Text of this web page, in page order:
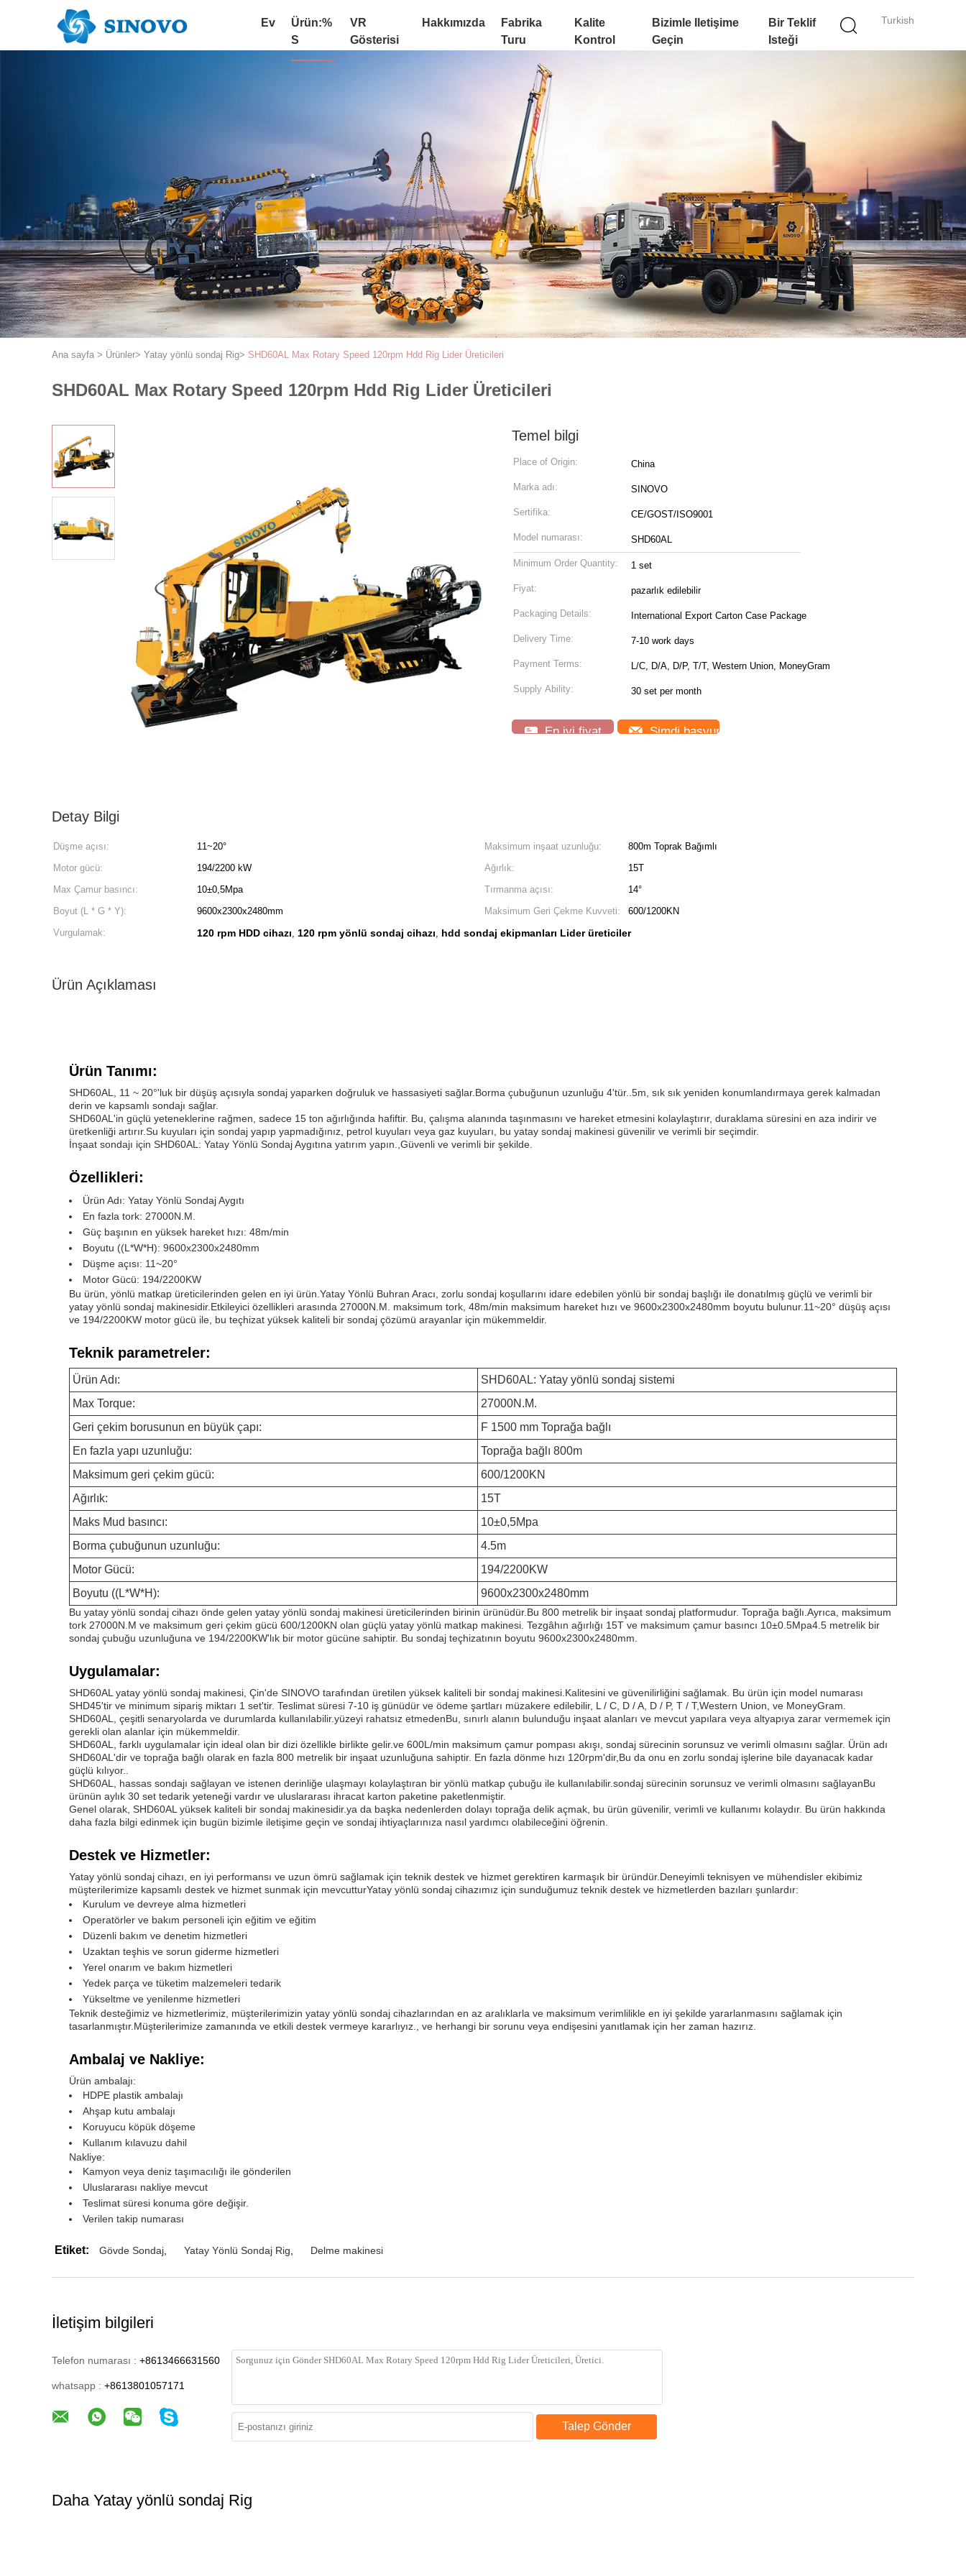
Turkish
Ev
Ürün:%
S
VR
Gösterisi
Hakkımızda
Fabrika
Turu
Kalite
Kontrol
Bizimle Iletişime
Geçin
Bir Teklif
Isteği
Ana sayfa > Ürünler> Yatay yönlü sondaj Rig> SHD60AL Max Rotary Speed 120rpm Hdd Rig Lider Üreticileri
SHD60AL Max Rotary Speed 120rpm Hdd Rig Lider Üreticileri
Temel bilgi
Place of Origin: China
Marka adı: SINOVO
Sertifika: CE/GOST/ISO9001
Model numarası: SHD60AL
Minimum Order Quantity: 1 set
Fiyat: pazarlık edilebilir
Packaging Details: International Export Carton Case Package
Delivery Time: 7-10 work days
Payment Terms: L/C, D/A, D/P, T/T, Western Union, MoneyGram
Supply Ability: 30 set per month
En iyi fiyat Şimdi başvurun
Detay Bilgi
Düşme açısı: 11~20° Maksimum inşaat uzunluğu:
800m Toprak Bağımlı
Motor gücü:
194/2200 kW Ağırlık:
15T
Max Çamur basıncı:
10±0,5Mpa Tırmanma açısı:
14°
Boyut (L * G * Y):
9600x2300x2480mm Maksimum Geri Çekme Kuvveti:
600/1200KN
Vurgulamak:
120 rpm HDD cihazı, 120 rpm yönlü sondaj cihazı, hdd sondaj ekipmanları Lider üreticiler
Ürün Açıklaması
Ürün Tanımı:
SHD60AL, 11 ~ 20°'luk bir düşüş açısıyla sondaj yaparken doğruluk ve hassasiyeti sağlar.Borma çubuğunun uzunluğu 4'tür..5m, sık sık yeniden konumlandırmaya gerek kalmadan
derin ve kapsamlı sondajı sağlar.
SHD60AL'in güçlü yeteneklerine rağmen, sadece 15 ton ağırlığında hafiftir. Bu, çalışma alanında taşınmasını ve hareket etmesini kolaylaştırır, duraklama süresini en aza indirir ve
üretkenliği artırır.Su kuyuları için sondaj yapıp yapmadığınız, petrol kuyuları veya gaz kuyuları, bu yatay sondaj makinesi güvenilir ve verimli bir seçimdir.
İnşaat sondajı için SHD60AL: Yatay Yönlü Sondaj Aygıtına yatırım yapın.,Güvenli ve verimli bir şekilde.
Özellikleri:
Ürün Adı: Yatay Yönlü Sondaj Aygıtı
En fazla tork: 27000N.M.
Güç başının en yüksek hareket hızı: 48m/min
Boyutu ((L*W*H): 9600x2300x2480mm
Düşme açısı: 11~20°
Motor Gücü: 194/2200KW
Bu ürün, yönlü matkap üreticilerinden gelen en iyi ürün.Yatay Yönlü Buhran Aracı, zorlu sondaj koşullarını idare edebilen yönlü bir sondaj başlığı ile donatılmış güçlü ve verimli bir
yatay yönlü sondaj makinesidir.Etkileyici özellikleri arasında 27000N.M. maksimum tork, 48m/min maksimum hareket hızı ve 9600x2300x2480mm boyutu bulunur.11~20° düşüş açısı
ve 194/2200KW motor gücü ile, bu teçhizat yüksek kaliteli bir sondaj çözümü arayanlar için mükemmeldir.
Teknik parametreler:
Ürün Adı:
SHD60AL: Yatay yönlü sondaj sistemi
Max Torque:
27000N.M.
Geri çekim borusunun en büyük çapı:
F 1500 mm Toprağa bağlı
En fazla yapı uzunluğu:
Toprağa bağlı 800m
Maksimum geri çekim gücü:
600/1200KN
Ağırlık:
15T
Maks Mud basıncı:
10±0,5Mpa
Borma çubuğunun uzunluğu:
4.5m
Motor Gücü:
194/2200KW
Boyutu ((L*W*H):
9600x2300x2480mm
Bu yatay yönlü sondaj cihazı önde gelen yatay yönlü sondaj makinesi üreticilerinden birinin ürünüdür.Bu 800 metrelik bir inşaat sondaj platformudur. Toprağa bağlı.Ayrıca, maksimum
tork 27000N.M ve maksimum geri çekim gücü 600/1200KN olan güçlü yatay yönlü matkap makinesi. Tezgâhın ağırlığı 15T ve maksimum çamur basıncı 10±0.5Mpa4.5 metrelik bir
sondaj çubuğu uzunluğuna ve 194/2200KW'lık bir motor gücüne sahiptir. Bu sondaj teçhizatının boyutu 9600x2300x2480mm.
Uygulamalar:
SHD60AL yatay yönlü sondaj makinesi, Çin'de SINOVO tarafından üretilen yüksek kaliteli bir sondaj makinesi.Kalitesini ve güvenilirliğini sağlamak. Bu ürün için model numarası
SHD45'tir ve minimum sipariş miktarı 1 set'tir. Teslimat süresi 7-10 iş günüdür ve ödeme şartları müzakere edilebilir, L / C, D / A, D / P, T / T,Western Union, ve MoneyGram.
SHD60AL, çeşitli senaryolarda ve durumlarda kullanılabilir.yüzeyi rahatsız etmedenBu, sınırlı alanın bulunduğu inşaat alanları ve mevcut yapılara veya altyapıya zarar vermemek için
gerekli olan alanlar için mükemmeldir.
SHD60AL, farklı uygulamalar için ideal olan bir dizi özellikle birlikte gelir.ve 600L/min maksimum çamur pompası akışı, sondaj sürecinin sorunsuz ve verimli olmasını sağlar. Ürün adı
SHD60AL'dir ve toprağa bağlı olarak en fazla 800 metrelik bir inşaat uzunluğuna sahiptir. En fazla dönme hızı 120rpm'dir,Bu da onu en zorlu sondaj işlerine bile dayanacak kadar
güçlü kılıyor..
SHD60AL, hassas sondajı sağlayan ve istenen derinliğe ulaşmayı kolaylaştıran bir yönlü matkap çubuğu ile kullanılabilir.sondaj sürecinin sorunsuz ve verimli olmasını sağlayanBu
ürünün aylık 30 set tedarik yeteneği vardır ve uluslararası ihracat karton paketine paketlenmiştir.
Genel olarak, SHD60AL yüksek kaliteli bir sondaj makinesidir.ya da başka nedenlerden dolayı toprağa delik açmak, bu ürün güvenilir, verimli ve kullanımı kolaydır. Bu ürün hakkında
daha fazla bilgi edinmek için bugün bizimle iletişime geçin ve sondaj ihtiyaçlarınıza nasıl yardımcı olabileceğini öğrenin.
Destek ve Hizmetler:
Yatay yönlü sondaj cihazı, en iyi performansı ve uzun ömrü sağlamak için teknik destek ve hizmet gerektiren karmaşık bir üründür.Deneyimli teknisyen ve mühendisler ekibimiz
müşterilerimize kapsamlı destek ve hizmet sunmak için mevcutturYatay yönlü sondaj cihazımız için sunduğumuz teknik destek ve hizmetlerden bazıları şunlardır:
Kurulum ve devreye alma hizmetleri
Operatörler ve bakım personeli için eğitim ve eğitim
Düzenli bakım ve denetim hizmetleri
Uzaktan teşhis ve sorun giderme hizmetleri
Yerel onarım ve bakım hizmetleri
Yedek parça ve tüketim malzemeleri tedarik
Yükseltme ve yenilenme hizmetleri
Teknik desteğimiz ve hizmetlerimiz, müşterilerimizin yatay yönlü sondaj cihazlarından en az aralıklarla ve maksimum verimlilikle en iyi şekilde yararlanmasını sağlamak için
tasarlanmıştır.Müşterilerimize zamanında ve etkili destek vermeye kararlıyız., ve herhangi bir sorunu veya endişesini yanıtlamak için her zaman hazırız.
Ambalaj ve Nakliye:
Ürün ambalajı:
HDPE plastik ambalajı
Ahşap kutu ambalajı
Koruyucu köpük döşeme
Kullanım kılavuzu dahil
Nakliye:
Kamyon veya deniz taşımacılığı ile gönderilen
Uluslararası nakliye mevcut
Teslimat süresi konuma göre değişir.
Verilen takip numarası
Etiket: Gövde Sondaj Yatay Yönlü Sondaj Rig Delme makinesi
İletişim bilgileri
Telefon numarası : +8613466631560
whatsapp : +8613801057171
Talep Gönder
Daha Yatay yönlü sondaj Rig